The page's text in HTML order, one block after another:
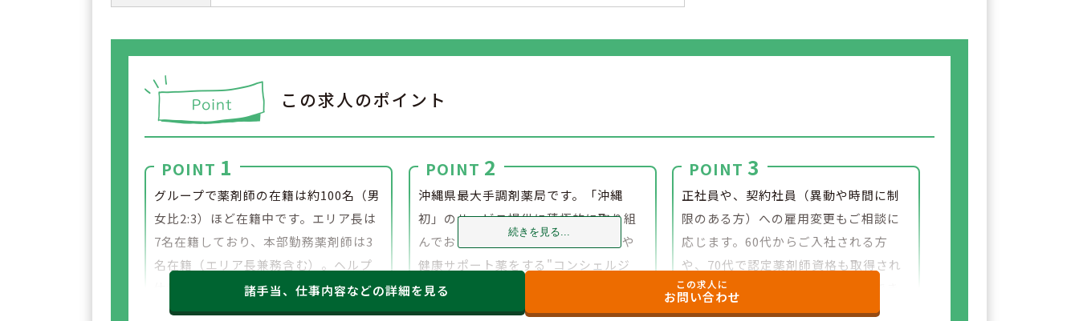
この求人のポイント
POINT 1
グループで薬剤師の在籍は約100名（男
女比2:3）ほど在籍中です。エリア長は
7名在籍しており、本部勤務薬剤師は3
名在籍（エリア長兼務含む）。ヘルプ
体制もありお休みも取得しやすい環境
です。
POINT 2
沖縄県最大手調剤薬局です。「沖縄
初」のサービス提供に積極的に取り組
んでおり、薬局でドリンクサービスや
健康サポート薬をする"コンシェルジ
ュ"を配置。事務スタッフやフロアスタ
ッフを多く配置しております。
POINT 3
正社員や、契約社員（異動や時間に制
限のある方）への雇用変更もご相談に
応じます。60代からご入社される方
や、70代で認定薬剤師資格も取得され
た方も在籍しており、長く勤務ができ
る企業です。
続きを見る...
諸手当、仕事内容などの詳細を見る この求人に
お問い合わせ